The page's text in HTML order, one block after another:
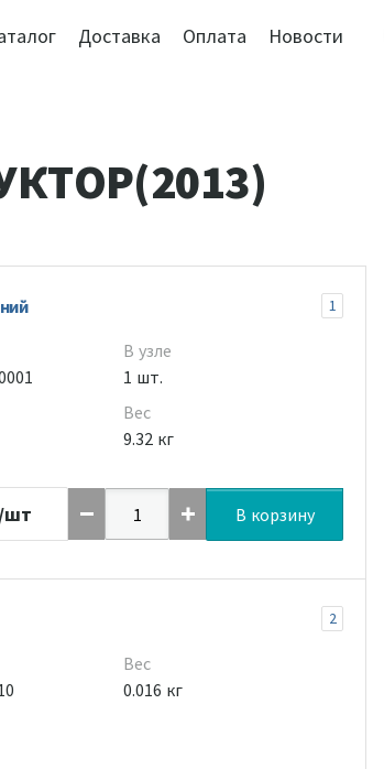
Доставка Оплата Новости
1
В узле
1 шт.
Вес
9.32 кг
шт В корзину
2
Вес
0.016 кг